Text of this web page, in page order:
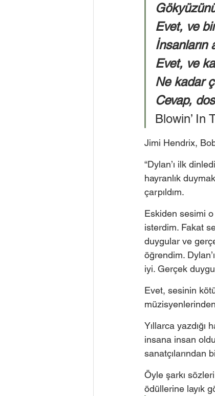
Evet, ve
İnsanların
Evet, ve
Ne kadar
Cevap,
Blowin’ In
Jimi Hendrix,
“Dylan’ı ilk
hayranlık
çarpıldım.
Eskiden sesimi o
isterdim. Fakat
duygular ve
öğrendim.
iyi. Gerçek
Evet, sesinin
Yıllarca
insana insan
sanatçılarından
Öyle şarkı
ödüllerine layık